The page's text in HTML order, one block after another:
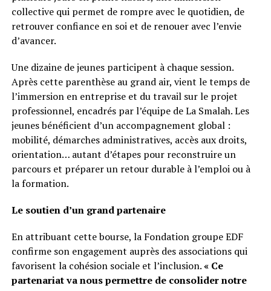
collective qui permet de rompre avec le quotidien, de
retrouver confiance en soi et de renouer avec l’envie
d’avancer.
Une dizaine de jeunes participent à chaque session.
Après cette parenthèse au grand air, vient le temps de
l’immersion en entreprise et du travail sur le projet
professionnel, encadrés par l’équipe de La Smalah. Les
jeunes bénéficient d’un accompagnement global :
mobilité, démarches administratives, accès aux droits,
orientation… autant d’étapes pour reconstruire un
parcours et préparer un retour durable à l’emploi ou à
la formation.
Le soutien d’un grand partenaire
En attribuant cette bourse, la Fondation groupe EDF
confirme son engagement auprès des associations qui
favorisent la cohésion sociale et l’inclusion.« Ce
partenariat va nous permettre de consolider notre